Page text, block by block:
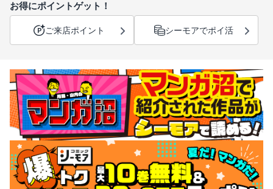
お得にポイントゲット！
ご来店ポイント シーモアでポイ活